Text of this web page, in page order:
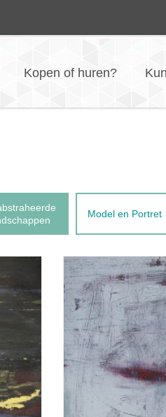
Kopen of huren?
Model en Portret